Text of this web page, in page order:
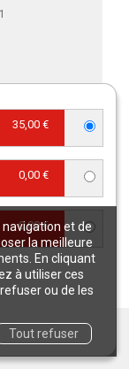
navigation et de
la meilleure
En cliquant
à utiliser ces
ou de les
Tout refuser
35,00 €
0,00 €
0,00 €